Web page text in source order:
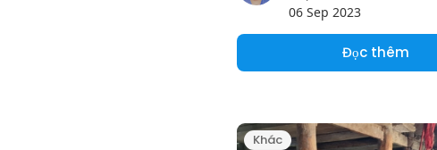
06 Sep 2023
Đọc thêm
Khác